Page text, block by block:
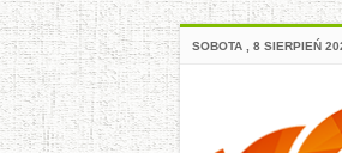
SOBOTA , 8 SIERPIEŃ